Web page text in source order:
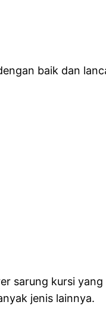
baik dan
sarung kursi
jenis lainnya.